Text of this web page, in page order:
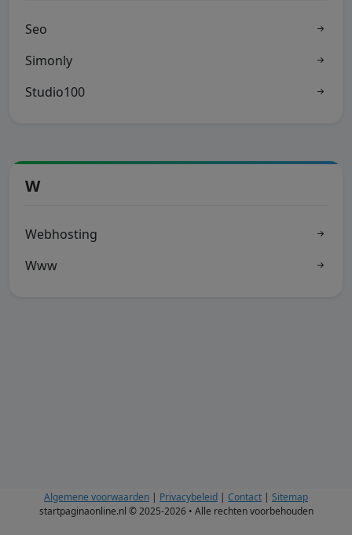
Seo
Simonly
Studio100
W
Webhosting
Www
Algemene voorwaarden | Privacybeleid | Contact | Sitemap
startpaginaonline.nl © 2025-2026 • Alle rechten voorbehouden